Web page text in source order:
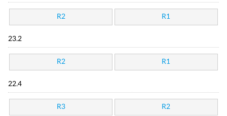
R2 R1
23.2
R2 R1
22.4
R3 R2